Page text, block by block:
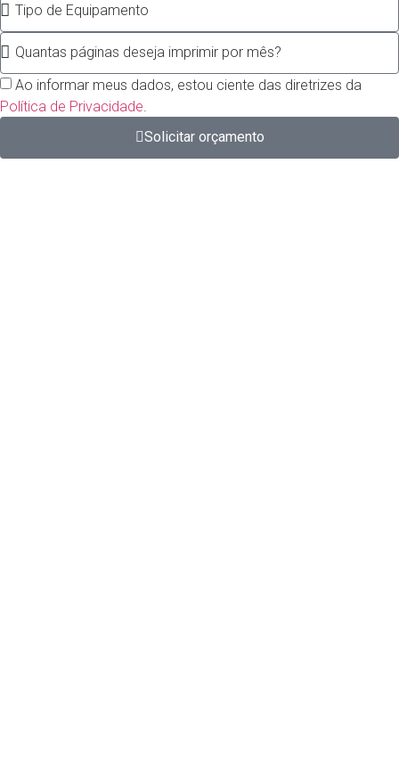
Ao informar meus dados, estou ciente das diretrizes da
Política de Privacidade
Solicitar orçamento